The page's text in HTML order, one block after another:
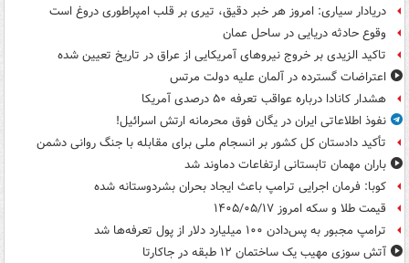
دریادار سیاری: امروز هر خبر دقیق، تیری بر قلب امپراطوری دروغ است
وقوع حادثه دریایی در ساحل عمان
تاکید الزیدی بر خروج نیروهای آمریکایی از عراق در تاریخ تعیین شده
اعتراضات گسترده در آلمان علیه دولت مرتس
هشدار کانادا درباره عواقب تعرفه ۵۰ درصدی آمریکا
نفوذ اطلاعاتی ایران در یگان فوق محرمانه ارتش اسرائیل!
تأکید دادستان کل کشور بر انسجام ملی برای مقابله با جنگ روانی دشمن
باران مهمان تابستانی ارتفاعات دماوند شد
کوبا: فرمان اجرایی ترامپ باعث ایجاد بحران بشردوستانه شده
قیمت طلا و سکه امروز ۱۴۰۵/۰۵/۱۷
ترامپ مجبور به پس‌دادن ۱۰۰ میلیارد دلار از پول تعرفه‌ها شد
آتش سوزی مهیب یک ساختمان ۱۲ طبقه در جاکارتا